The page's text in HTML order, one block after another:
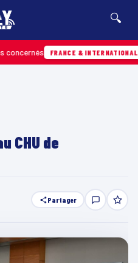
🔍
FRANCE & INTERNATIONALE
CHU de
Partager